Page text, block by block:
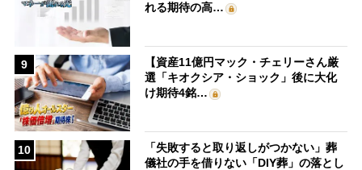
れる期待の高…
9
【資産11億円マック・チェリーさん厳
選「キオクシア・ショック」後に大化
け期待4銘…
10
「失敗すると取り返しがつかない」葬
儀社の手を借りない「DIY葬」の落とし